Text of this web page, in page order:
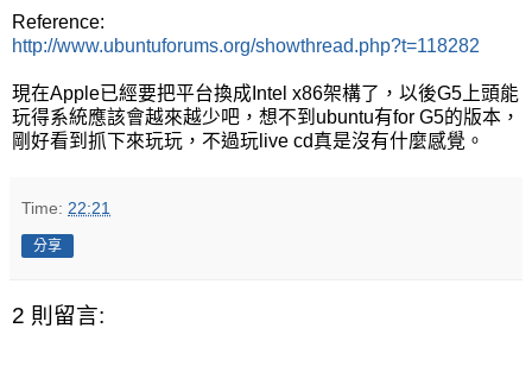
Reference:
http://www.ubuntuforums.org/showthread.php?t=118282
現在Apple已經要把平台換成Intel x86架構了，以後G5上頭能
玩得系統應該會越來越少吧，想不到ubuntu有for G5的版本，
剛好看到抓下來玩玩，不過玩live cd真是沒有什麼感覺。
Time: 22:21
分享
2 則留言: